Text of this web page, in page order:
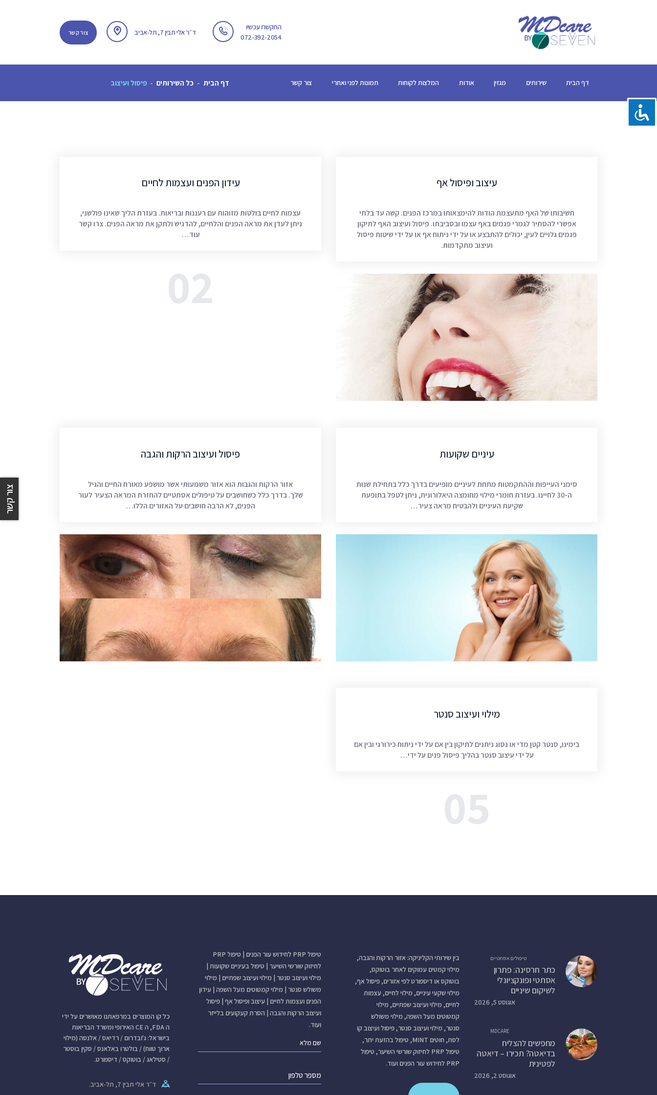
התקשרו עכשיו
072-392-2054
ד״ר אלי תבין 7, תל-אביב צור קשר
דף הבית שירותים מגזין אודות המלצות לקוחות תמונות לפני ואחרי צור קשר דף הבית כל השירותים פיסול ועיצוב
אודות
המלצות לקוחות
עיצוב ופיסול אף
חשיבותו של האף מתעצמת הודות להימצאותו במרכז הפנים. קשה עד בלתי
אפשרי להסתיר לגמרי פגמים באף עצמו ובסביבתו. פיסול ועיצוב האף לתיקון
פגמים גלויים לעין, יכולים להתבצע או על ידי ניתוח אף או על ידי שיטות פיסול
ועיצוב מתקדמות.
עידון הפנים ועצמות לחיים
עצמות לחיים בולטות מזוהות עם רעננות ובריאות. בעזרת הליך שאינו פולשני,
ניתן לעדן את מראה הפנים והלחיים, להדגיש ולתקן את מראה הפנים. צרו קשר
עוד…
02
עיניים שקועות
סימני העייפות וההתקמטות מתחת לעיניים מופיעים בדרך כלל בתחילת שנות
ה-30 לחיינו. בעזרת חומרי מילוי מחומצה היאלורונית, ניתן לטפל בתופעת
שקיעת העיניים ולהבטיח מראה צעיר…
פיסול ועיצוב הרקות והגבה
אזור הרקות והגבות הוא אזור משמעותי אשר מושפע מאורח החיים והגיל
שלך. בדרך כלל כשחושבים על טיפולים אסתטיים להחזרת המראה הצעיר לעור
הפנים, לא הרבה חושבים על האזורים הללו…
מילוי ועיצוב סנטר
בימינו, סנטר קטן מדי או נסוג ניתנים לתיקון בין אם על ידי ניתוח כירורגי ובין אם
על ידי עיצוב סנטר בהליך פיסול פנים על ידי…
05
כל קו המוצרים במרפאתנו מאושרים על ידי
ה FDA, ה CE האירופי ומשרד הבריאות
בישראל: ג'ובדרום / רדיאס / אלנסה (מילוי
ארוך טווח) / בולטרו באלאנס / סקין בוסטר
/ סטילאג / בוטוקס / דיספורט.
ד״ר אלי תבין 7, תל-אביב.
טיפול PRP לחידוש עור הפנים |
טיפול PRP
לחיזוק שורשי השיער | טיפול בעיניים שקועות |
מילוי ועיצוב סנטר | מילוי ועיצוב שפתיים | מילוי
משולש סנטר | מילוי קמטוטים מעל השפה | עידון
הפנים ועצמות לחיים | עיצוב ופיסול אף | פיסול
ועיצוב הרקות והגבה | הסרת קעקועים בלייזר
ועוד.
בין שירותי הקליניקה: אזור הרקות והגבה,
מילוי קמטים עמוקים לאחר בוטוקס,
בוטוקס או דיספורט לפי אזורים, פיסול אף,
מילוי שקעי עיניים, מילוי לחיים, עצמות
לחיים, מילוי ועיצוב שפתיים, מילוי
קמטוטים מעל השפה, מילוי משולש
סנטר, מילוי ועיצוב סנטר, פיסול ועיצוב קו
לסת, חוטים MINT, טיפול בהזעת יתר,
טיפול PRP לחיזוק שורשי השיער, טיפול
PRP לחידוש עור הפנים ועוד.
טיפולים אסתטיים
כתר חרסינה: פתרון
אסתטי ופונקציונלי
לשיקום שיניים
אוגוסט 5, 2026
MDCARE
מחפשים להצליח
בדיאטה? תכירו – דיאטה
לפטינית
אוגוסט 2, 2026
צור קשר